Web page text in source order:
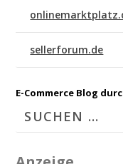
sellerforum.de
E-Commerce Blog